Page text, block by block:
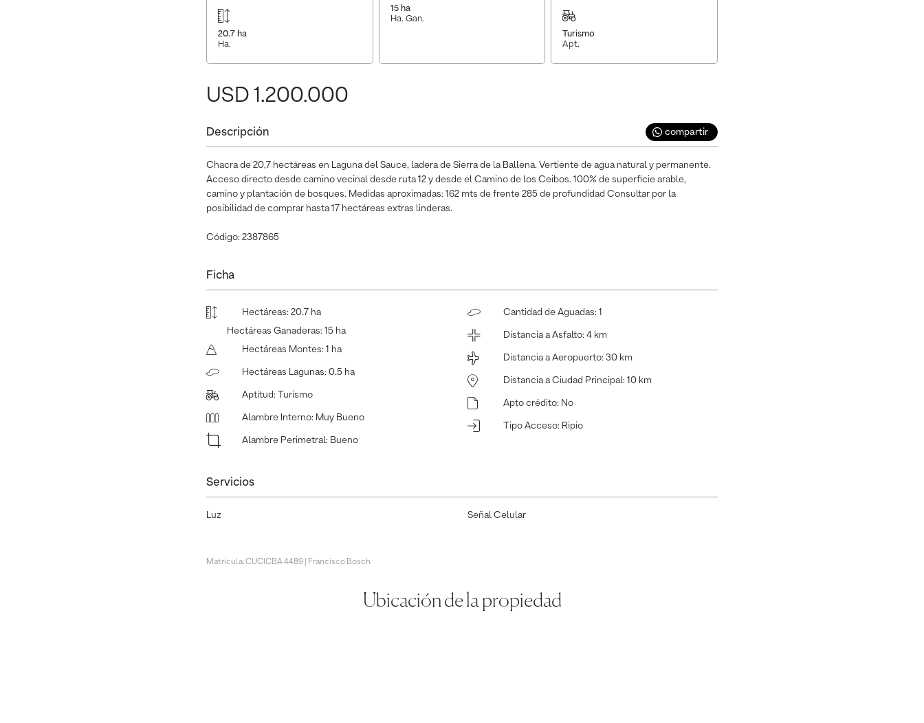
20.7 ha
Ha.
15ha
Ha. Gan.
Turismo
Apt.
USD 1.200.000
Descripción compartir
Chacra de 20,7 hectáreas en Laguna del Sauce, ladera de Sierra de la Ballena. Vertiente de agua natural y permanente.
Acceso directo desde camino vecinal desde ruta 12 y desde el Camino de los Ceibos. 100% de superficie arable,
camino y plantación de bosques. Medidas aproximadas: 162 mts de frente 285 de profundidad Consultar por la
posibilidad de comprar hasta 17 hectáreas extras linderas.
Código: 2387865
Ficha
Hectáreas: 20.7 ha
Hectáreas Ganaderas: 15 ha
Hectáreas Montes: 1 ha
Hectáreas Lagunas: 0.5 ha
Aptitud: Turismo
Alambre Interno: Muy Bueno
Alambre Perimetral: Bueno
Cantidad de Aguadas: 1
Distancia a Asfalto: 4 km
Distancia a Aeropuerto: 30 km
Distancia a Ciudad Principal: 10 km
Apto crédito: No
Tipo Acceso: Ripio
Servicios
Luz Señal Celular
Matrícula: CUCICBA 4489 | Francisco Bosch
Ubicación de la propiedad